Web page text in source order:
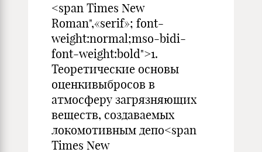
<span Times New
Roman",«serif»; font-
weight:normal;mso-bidi-
font-weight:bold">1.
Теоретические основы
оценкивыбросов в
атмосферу загрязняющих
веществ, создаваемых
локомотивным депо<span
Times New